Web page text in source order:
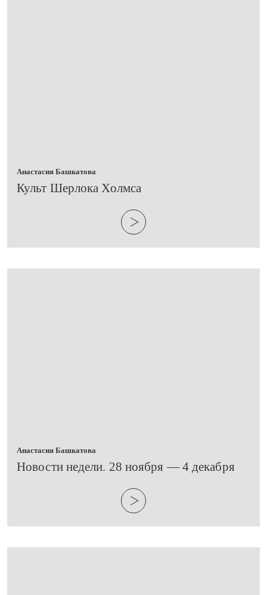
Анастасия Башкатова
Культ Шерлока Холмса
Анастасия Башкатова
Новости недели. 28 ноября — 4 декабря